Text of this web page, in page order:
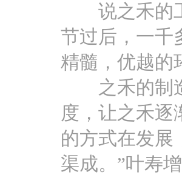
说之禾的工
节过后，一千
精髓，优越的
之禾的制造
度，让之禾逐
的方式在发展
渠成。”叶寿